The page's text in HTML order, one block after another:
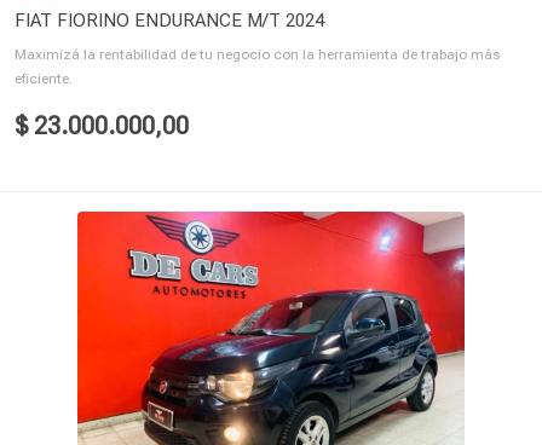
FIAT FIORINO ENDURANCE M/T 2024
Maximizá la rentabilidad de tu negocio con la herramienta de trabajo más
eficiente.
$ 23.000.000,00